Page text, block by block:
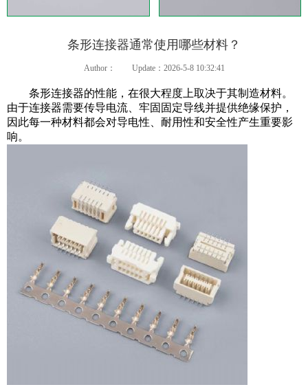
条形连接器通常使用哪些材料？
Author： Update：2026-5-8 10:32:41
条形连接器的性能，在很大程度上取决于其制造材料。
由于连接器需要传导电流、牢固固定导线并提供绝缘保护，
因此每一种材料都会对导电性、耐用性和安全性产生重要影
响。